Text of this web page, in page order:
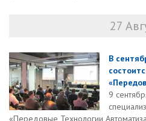
27
В
9
«Передовые Технологии